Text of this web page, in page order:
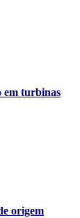
em turbinas
origem